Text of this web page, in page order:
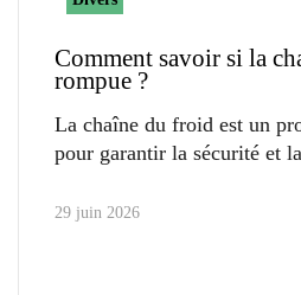
Comment savoir si la
rompue ?
La chaîne du froid est un
pour garantir la sécurité et
29 juin 2026